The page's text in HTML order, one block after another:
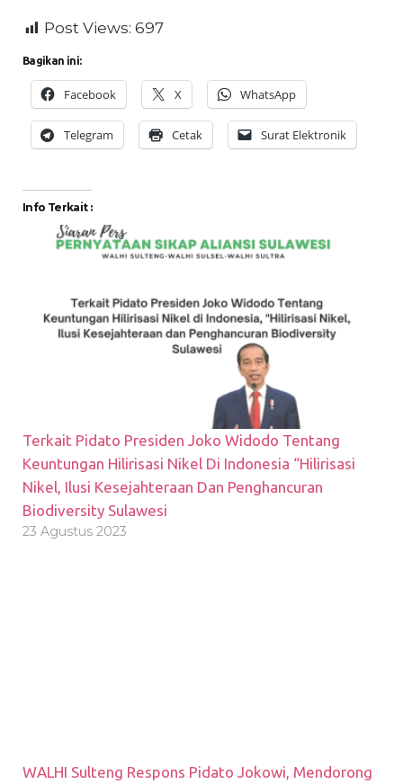
Post Views: 697
Bagikan ini:
Facebook X WhatsApp
Telegram Cetak Surat Elektronik
Info Terkait :
Terkait Pidato Presiden Joko Widodo Tentang
Keuntungan Hilirisasi Nikel Di Indonesia “Hilirisasi
Nikel, Ilusi Kesejahteraan Dan Penghancuran
Biodiversity Sulawesi
23 Agustus 2023
WALHI Sulteng Respons Pidato Jokowi, Mendorong